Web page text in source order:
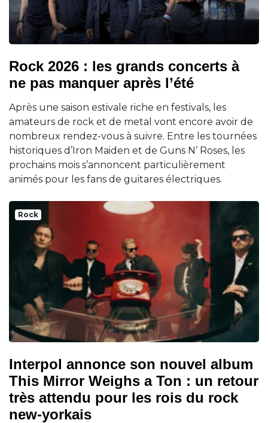
Rock 2026 : les grands concerts à
ne pas manquer après l’été
Après une saison estivale riche en festivals, les
amateurs de rock et de metal vont encore avoir de
nombreux rendez-vous à suivre. Entre les tournées
historiques d’Iron Maiden et de Guns N’ Roses, les
prochains mois s’annoncent particulièrement
animés pour les fans de guitares électriques.
Rock
Interpol annonce son nouvel album
This Mirror Weighs a Ton : un retour
très attendu pour les rois du rock
new-yorkais